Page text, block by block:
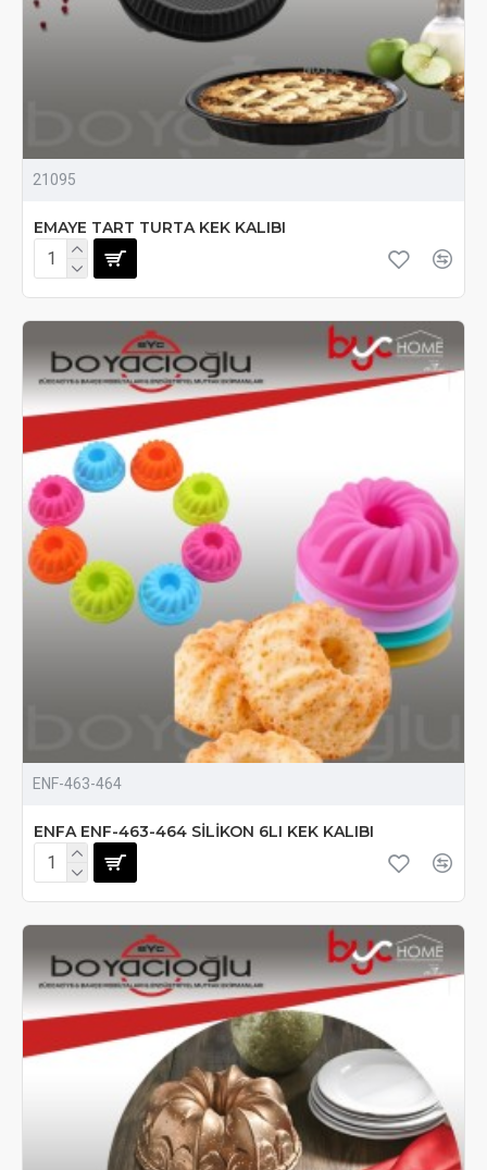
21095
EMAYE TART TURTA KEK KALIBI
ENF-463-464
ENFA ENF-463-464 SİLİKON 6LI KEK KALIBI